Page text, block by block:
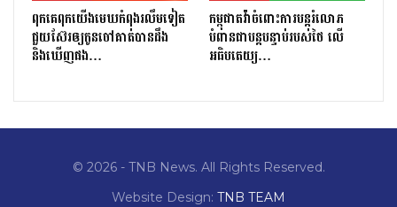
ពុកគេពុកយេីងមេឃកំពុងរលឹមទៀត​
ជួយស៊ែរឲ្យកូនចៅគាត់បានដឹង
និងឃេីញផង…
កម្ពុជាតវ៉ាចំពោះការបន្តរំលោភ
បំពានជាបន្តបន្ទាប់របស់ថៃ លើ
អធិបតេយ្យ…
© 2026 - TNB News. All Rights Reserved.
Website Design: TNB TEAM